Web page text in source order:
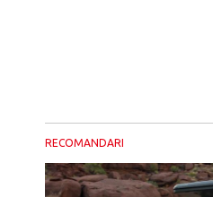
RECOMANDARI